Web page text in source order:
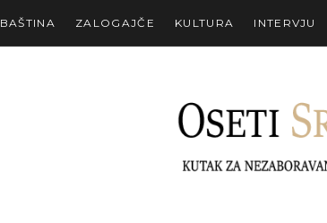
BAŠTINA ZALOGAJČE KULTURA INTERVJU